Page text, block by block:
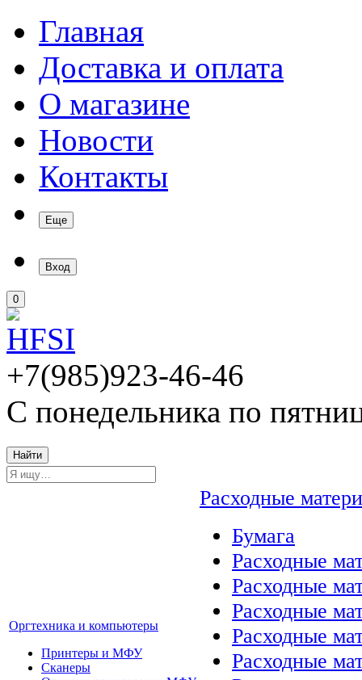
Главная
Доставка и оплата
О магазине
Новости
Контакты
Еще
Вход
0
+7(985)923-46-46
С понедельника по
Найти
Оргтехника и компьютеры
Принтеры и МФУ
Сканеры
Расходные
Бумага
Расходные
Расходные
Расходные
Расходные
Расходные